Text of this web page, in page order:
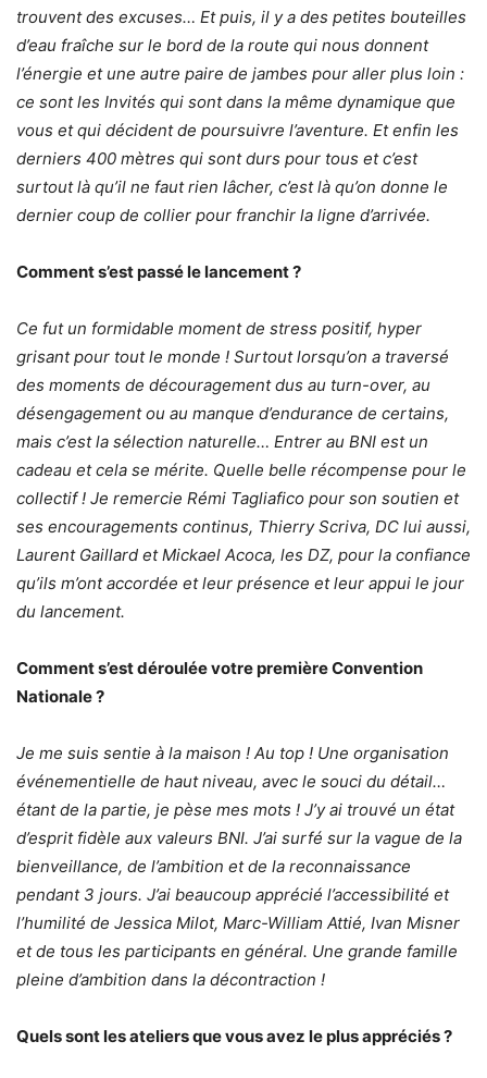
trouvent des excuses… Et puis, il y a des petites bouteilles
d’eau fraîche sur le bord de la route qui nous donnent
l’énergie et une autre paire de jambes pour aller plus loin :
ce sont les Invités qui sont dans la même dynamique que
vous et qui décident de poursuivre l’aventure. Et enfin les
derniers 400 mètres qui sont durs pour tous et c’est
surtout là qu’il ne faut rien lâcher, c’est là qu’on donne le
dernier coup de collier pour franchir la ligne d’arrivée.
Comment s’est passé le lancement ?
Ce fut un formidable moment de stress positif, hyper
grisant pour tout le monde ! Surtout lorsqu’on a traversé
des moments de découragement dus au turn-over, au
désengagement ou au manque d’endurance de certains,
mais c’est la sélection naturelle… Entrer au BNI est un
cadeau et cela se mérite. Quelle belle récompense pour le
collectif ! Je remercie Rémi Tagliafico pour son soutien et
ses encouragements continus, Thierry Scriva, DC lui aussi,
Laurent Gaillard et Mickael Acoca, les DZ, pour la confiance
qu’ils m’ont accordée et leur présence et leur appui le jour
du lancement.
Comment s’est déroulée votre première Convention
Nationale ?
Je me suis sentie à la maison ! Au top ! Une organisation
événementielle de haut niveau, avec le souci du détail…
étant de la partie, je pèse mes mots ! J’y ai trouvé un état
d’esprit fidèle aux valeurs BNI. J’ai surfé sur la vague de la
bienveillance, de l’ambition et de la reconnaissance
pendant 3 jours. J’ai beaucoup apprécié l’accessibilité et
l’humilité de Jessica Milot, Marc-William Attié, Ivan Misner
et de tous les participants en général. Une grande famille
pleine d’ambition dans la décontraction !
Quels sont les ateliers que vous avez le plus appréciés ?